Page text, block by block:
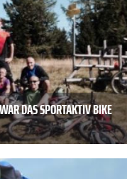
DAS SPORTAKTIV BIKE